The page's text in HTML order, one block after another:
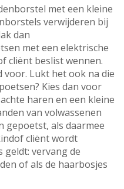
met een kleine
verwijderen bij
dan
met een elektrische
cliënt beslist wennen.
voor. Lukt het ook na die
Kies dan voor
haren en een kleine
van volwassenen
gepoetst, als daarmee
cliënt wordt
geldt: vervang de
of als de haarbosjes